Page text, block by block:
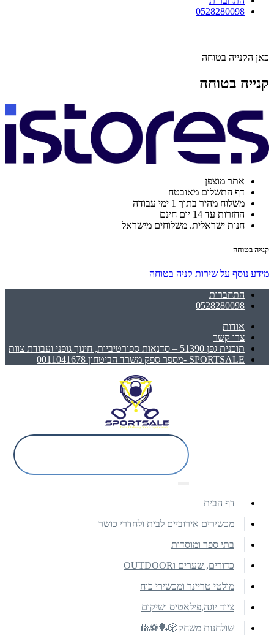
0528280098
כאן הקנייה בטוחה
קנייה בטוחה
אתר מוצפן
דף התשלום מאובטח
משלוח מהיר בתוך 1 ימי עבודה
החזרות עד 14 יום חינם
חנות ישראלית. משלוחים מישראל
קנייה בטוחה
מידע נוסף על שירות קניה בטוחה
התחברות
0528280098
אודות
צרו קשר
תוכנית גפן 51390 – סדנאות ספורטיביות, חינוך גופני ועבודת צוות
SPORTSALE -מספר ספק משרד הביטחון 0011041678
דף הבית
מכשירים אירוביים לבית ולחדרי כושר
בתי ספר ומוסדות
כדורים, שערים וOUTDOOR
מולטי טריינר ומכשירי כוח
ציוד יוגה,פילאטיס ושיקום
שולחנות משחק🎲🏓⚽🎱